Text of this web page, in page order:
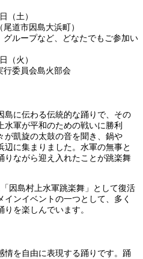
（土）
道市因島大浜町）
グループなど、どなたでもご参加い
（火）
行委員会島火部会
島に伝わる伝統的な踊りで、その
軍が平和のための戦いに勝利
が凱旋の太鼓の音を聞き、鍋や
に集まりました。水軍の無事と
りながら迎え入れたことが跳楽舞
因島村上水軍跳楽舞」として復活
ンイベントの一つとして、多く
を楽しんでいます。
情を自由に表現する踊りです。踊